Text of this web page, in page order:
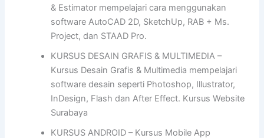
& Estimator mempelajari cara menggunakan
software AutoCAD 2D, SketchUp, RAB + Ms.
Project, dan STAAD Pro.
KURSUS DESAIN GRAFIS & MULTIMEDIA –
Kursus Desain Grafis & Multimedia mempelajari
software desain seperti Photoshop, Illustrator,
InDesign, Flash dan After Effect. Kursus Website
Surabaya
KURSUS ANDROID – Kursus Mobile App